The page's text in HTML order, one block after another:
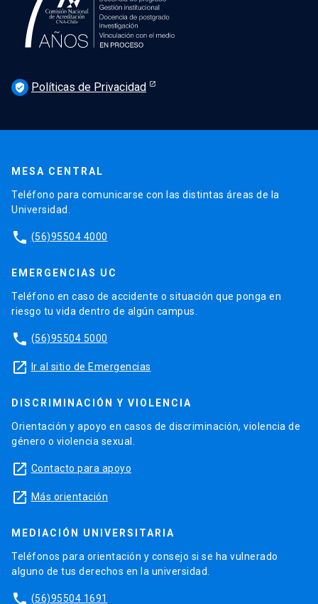
verified_user Políticas de Privacidad
MESA CENTRAL
Teléfono para comunicarse con las distintas áreas de la
Universidad.
phone (56)95504 4000
EMERGENCIAS UC
Teléfono en caso de accidente o situación que ponga en
riesgo tu vida dentro de algún campus.
phone (56)95504 5000
launch Ir al sitio de Emergencias
DISCRIMINACIÓN Y VIOLENCIA
Orientación y apoyo en casos de discriminación, violencia de
género o violencia sexual.
launch Contacto para apoyo
launch Más orientación
MEDIACIÓN UNIVERSITARIA
Teléfonos para orientación y consejo si se ha vulnerado
alguno de tus derechos en la universidad.
phone (56)95504 1691